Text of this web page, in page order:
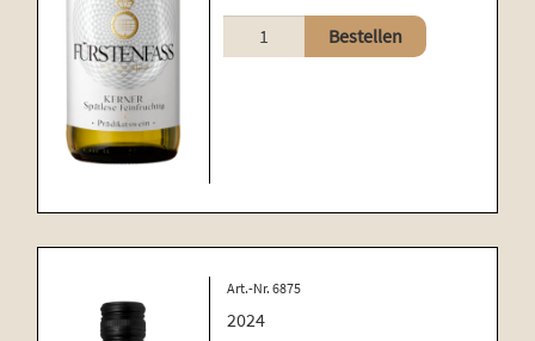
Kerner
Menge
Bestellen
Art.-Nr. 6875
2024